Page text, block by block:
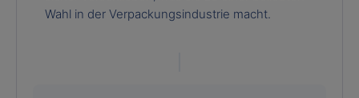
Wahl in der Verpackungsindustrie macht.